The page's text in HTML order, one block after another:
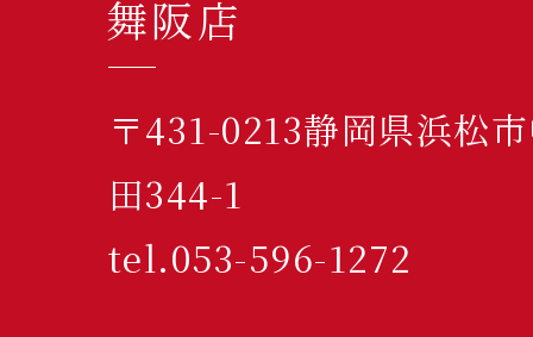
舞阪店
〒431-0213静岡県浜松
田344-1
tel.053-596-1272